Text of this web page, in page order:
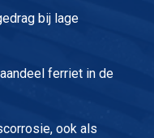
bij lage
ferriet in de
ook als